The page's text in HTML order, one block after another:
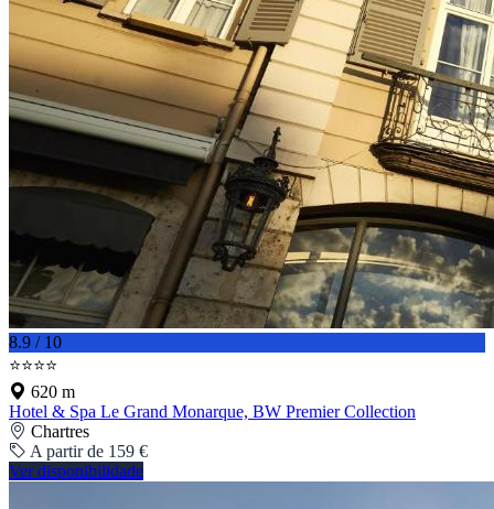
8.9 / 10
⭐⭐⭐⭐
620 m
Hotel & Spa Le Grand Monarque, BW Premier Collection
Chartres
A partir de 159 €
Ver disponibilidade